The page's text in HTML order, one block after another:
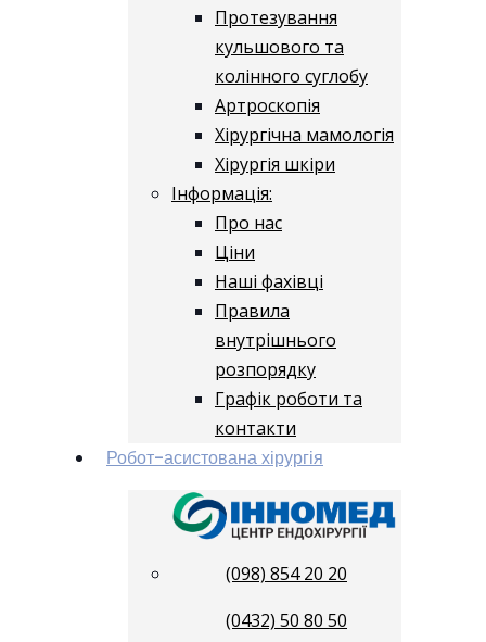
Протезування
кульшового та
колінного суглобу
Артроскопія
Хірургічна мамологія
Хірургія шкіри
Інформація:
Про нас
Ціни
Наші фахівці
Правила
внутрішнього
розпорядку
Графік роботи та
контакти
Робот-асистована хірургія
(098) 854 20 20
(0432) 50 80 50